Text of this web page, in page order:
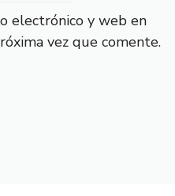
electrónico y web en
vez que comente.